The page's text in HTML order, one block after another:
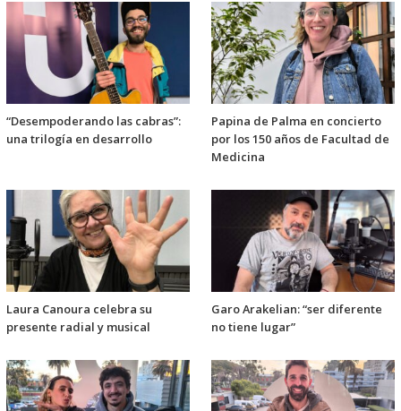
“Desempoderando las cabras”:
una trilogía en desarrollo
Papina de Palma en concierto
por los 150 años de Facultad de
Medicina
Laura Canoura celebra su
presente radial y musical
Garo Arakelian: “ser diferente
no tiene lugar”